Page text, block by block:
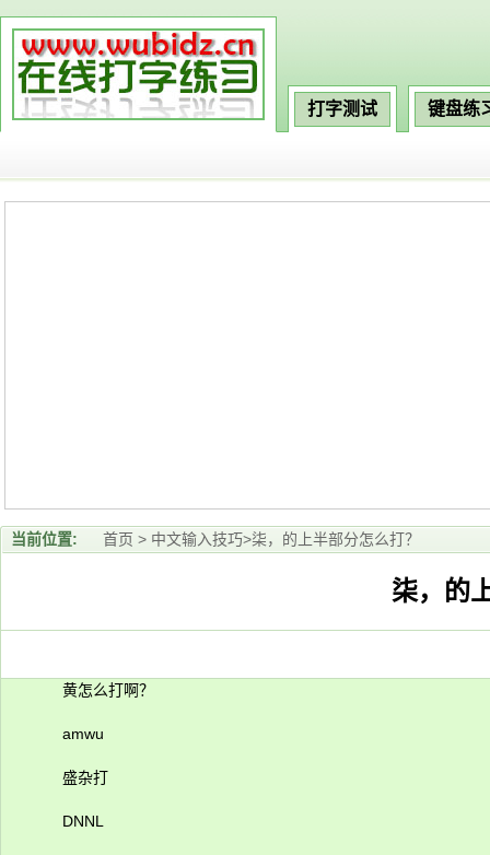
打字测试 键盘练
当前位置: 首页 > 中文输入技巧>柒，的上半部分怎么打？
柒，的
黄怎么打啊？
amwu
盛杂打
DNNL